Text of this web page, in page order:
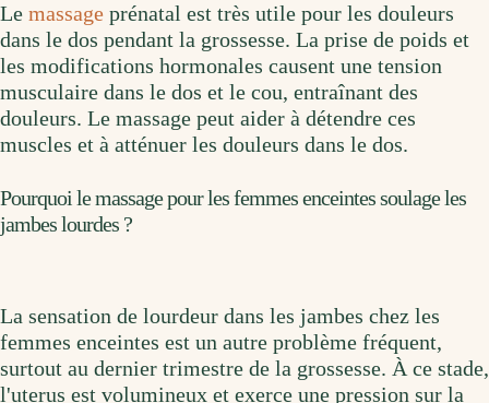
Le massage prénatal est très utile pour les douleurs
dans le dos pendant la grossesse. La prise de poids et
les modifications hormonales causent une tension
musculaire dans le dos et le cou, entraînant des
douleurs. Le massage peut aider à détendre ces
muscles et à atténuer les douleurs dans le dos.
Pourquoi le massage pour les femmes enceintes soulage les
jambes lourdes ?
La sensation de lourdeur dans les jambes chez les
femmes enceintes est un autre problème fréquent,
surtout au dernier trimestre de la grossesse. À ce stade,
l'uterus est volumineux et exerce une pression sur la